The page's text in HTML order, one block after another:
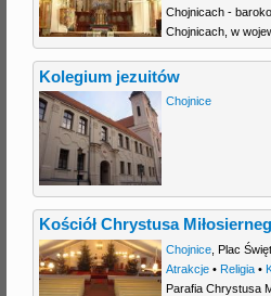
Chojnicach -
Chojnicach, w
Kolegium jezuitów
Chojnice
Kościół Chrystusa
Chojnice, Plac
Atrakcje• Religia•
Parafia Chrystusa